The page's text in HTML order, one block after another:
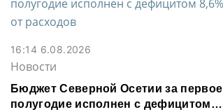
16:14 6.08.2026
Новости
Бюджет Северной Осетии за первое
полугодие исполнен с дефицитом